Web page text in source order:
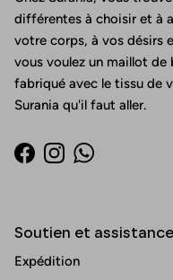
différentes à choisir et à
votre corps, à vos désirs
vous voulez un maillot
fabriqué avec le tissu de
Surania qu'il faut aller.
Facebook
InstagramWhatsApp
Soutien et
Expédition